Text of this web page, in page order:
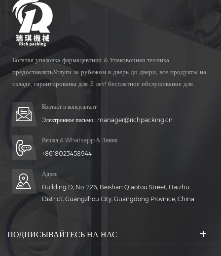
Богатая упаковка фармацевтики & Упаковочная техника
предоставлятьУслуги за рубежом в дверь до двери, все продукты на
складе, гарантированы для 3 лет! бесплатное обслуживание для
Контакт и консультант
Электронное письмо : manager@richpacking.cn
Вешал & Whatsapp & Линия
+8618023458944
Адрес
Building D, No. 226, Beishan Qiaotou Street, Haizhu
District, Guangzhou City, Guangdong Province, China
ПОДПИСЫВАЙТЕСЬ НА НАС